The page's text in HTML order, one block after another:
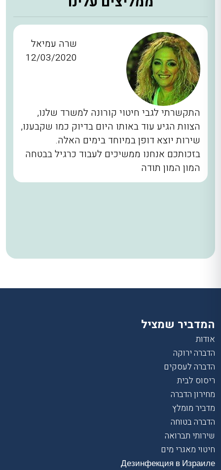
שרה עמיאל
12/03/2020
התקשרתי לגבי חיטוי קורונה למשרד שלנו,
הצוות הגיע עוד באותו היום בדיוק כמו שקבענו,
שירות יוצא דופן במיוחד בימים האלה.
בזכותכם אנחנו ממשיכים לעבוד כרגיל בבטחה
המון המון תודה
המדביר שמציל
אודות
הדברה ירוקה
הדברה לעסקים
ריסוס לבית
מחירון הדברה
מדביר מומלץ
הדברה בטוחה
שירותי תברואה
חיטוי מאגרי מים
Дезинфекция в Израиле